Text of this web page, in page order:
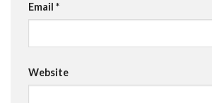
Email *
Website